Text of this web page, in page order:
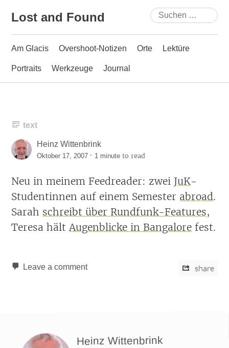
Lost and Found
Suchen
nach:
Am Glacis Overshoot-Notizen Orte Lektüre
Portraits Werkzeuge Journal
text
Heinz Wittenbrink
Oktober 17, 2007 · 1 minute to read
Neu in meinem Feedreader: zwei JuK-
Studentinnen auf einem Semester abroad.
Sarah schreibt über Rundfunk-Features,
Teresa hältAugenblicke in Bangalore fest.
Leave a comment share
Heinz Wittenbrink